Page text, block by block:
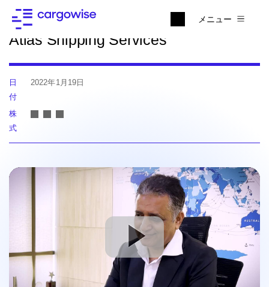
メニュー
ニュースに戻る
Atlas Shipping Services
日
付
2022年1月19日
株
式